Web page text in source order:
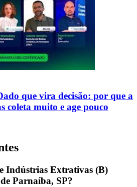
que vira decisão: por que a
coleta muito e age pouco
Indústrias Extrativas (B)
Parnaíba, SP?